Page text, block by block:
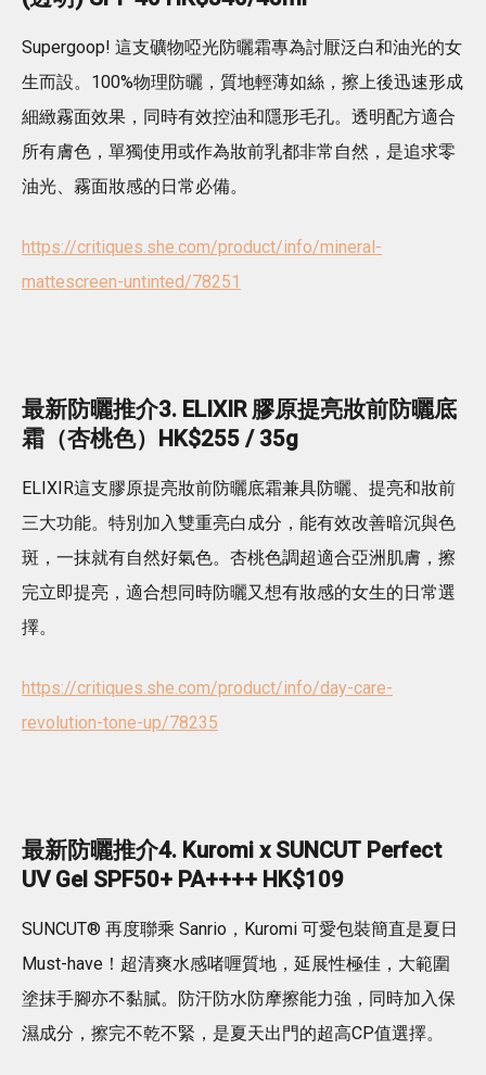
Supergoop! 這支礦物啞光防曬霜專為討厭泛白和油光的女
生而設。100%物理防曬，質地輕薄如絲，擦上後迅速形成
細緻霧面效果，同時有效控油和隱形毛孔。透明配方適合
所有膚色，單獨使用或作為妝前乳都非常自然，是追求零
油光、霧面妝感的日常必備。
https://critiques.she.com/product/info/mineral-
mattescreen-untinted/78251
最新防曬推介3. ELIXIR 膠原提亮妝前防曬底
霜（杏桃色）HK$255 / 35g
ELIXIR這支膠原提亮妝前防曬底霜兼具防曬、提亮和妝前
三大功能。特別加入雙重亮白成分，能有效改善暗沉與色
斑，一抹就有自然好氣色。杏桃色調超適合亞洲肌膚，擦
完立即提亮，適合想同時防曬又想有妝感的女生的日常選
擇。
https://critiques.she.com/product/info/day-care-
revolution-tone-up/78235
最新防曬推介4. Kuromi x SUNCUT Perfect
UV Gel SPF50+ PA++++ HK$109
SUNCUT® 再度聯乘 Sanrio，Kuromi 可愛包裝簡直是夏日
Must-have！超清爽水感啫喱質地，延展性極佳，大範圍
塗抹手腳亦不黏膩。防汗防水防摩擦能力強，同時加入保
濕成分，擦完不乾不緊，是夏天出門的超高CP值選擇。